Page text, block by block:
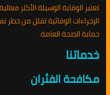
تعتبر الوقاية الوسيلة الأكثر
الإجراءات الوقائية تقلل من
حماية الصحة العامة.
خدماتنا
مكافحة الفئران